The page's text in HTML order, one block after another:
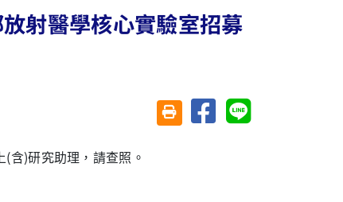
射醫學核心實驗室招募
友善列印(另開視窗)
分享至臉書分享至 Line
(含)研究助理，請查照。